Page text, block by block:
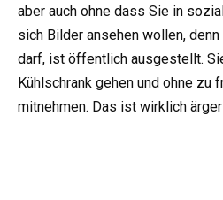
aber auch ohne dass Sie in
sich Bilder ansehen wollen,
darf, ist öffentlich ausgestellt.
Kühlschrank gehen und ohne zu
mitnehmen. Das ist wirklich